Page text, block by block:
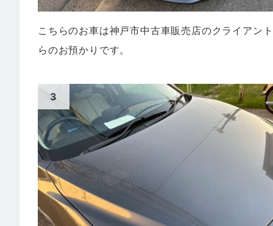
こちらのお車は神戸市中古車販売店のクライアン
らのお預かりです。